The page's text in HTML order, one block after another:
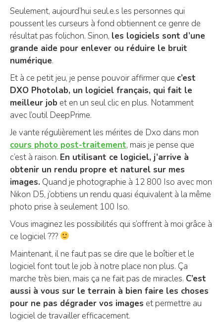
Seulement, aujourd’hui seul.e.s les personnes qui
poussent les curseurs à fond obtiennent ce genre de
résultat pas folichon. Sinon, les logiciels sont d’une
grande aide pour enlever ou réduire le bruit
numérique.
Et à ce petit jeu, je pense pouvoir affirmer que c’est
DXO Photolab, un logiciel français, qui fait le
meilleur job et en un seul clic en plus. Notamment
avec l’outil DeepPrime.
Je vante régulièrement les mérites de Dxo dans mon
cours photo post-traitement, mais je pense que
c’est à raison. En utilisant ce logiciel, j’arrive à
obtenir un rendu propre et naturel sur mes
images. Quand je photographie à 12 800 Iso avec mon
Nikon D5, j’obtiens un rendu quasi équivalent à la même
photo prise à seulement 100 Iso.
Vous imaginez les possibilités qui s’offrent à moi grâce à
ce logiciel ???
Maintenant, il ne faut pas se dire que le boîtier et le
logiciel font tout le job à notre place non plus. Ça
marche très bien, mais ça ne fait pas de miracles. C’est
aussi à vous sur le terrain à bien faire les choses
pour ne pas dégrader vos images et permettre au
logiciel de travailler efficacement.